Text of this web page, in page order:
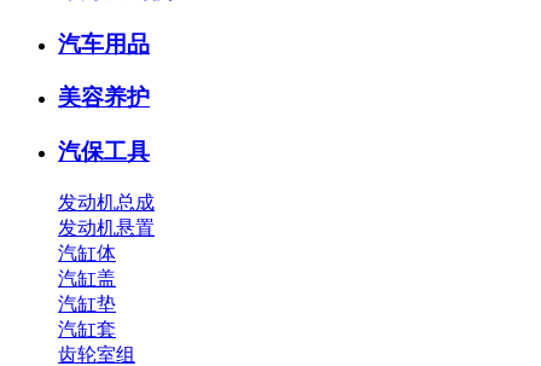
汽车用品
美容养护
汽保工具
发动机总成
发动机悬置
汽缸体
汽缸盖
汽缸垫
汽缸套
齿轮室组